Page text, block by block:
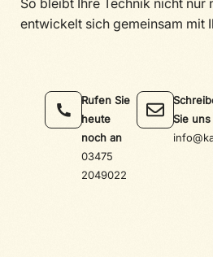
entwickelt sich gemeinsam mit
Rufen Sie
heute
noch an
03475
2049022
Sie uns